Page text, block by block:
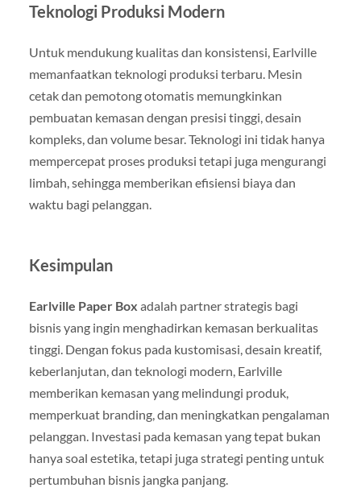
Teknologi Produksi Modern
Untuk mendukung kualitas dan konsistensi, Earlville
memanfaatkan teknologi produksi terbaru. Mesin
cetak dan pemotong otomatis memungkinkan
pembuatan kemasan dengan presisi tinggi, desain
kompleks, dan volume besar. Teknologi ini tidak hanya
mempercepat proses produksi tetapi juga mengurangi
limbah, sehingga memberikan efisiensi biaya dan
waktu bagi pelanggan.
Kesimpulan
Earlville Paper Box adalah partner strategis bagi
bisnis yang ingin menghadirkan kemasan berkualitas
tinggi. Dengan fokus pada kustomisasi, desain kreatif,
keberlanjutan, dan teknologi modern, Earlville
memberikan kemasan yang melindungi produk,
memperkuat branding, dan meningkatkan pengalaman
pelanggan. Investasi pada kemasan yang tepat bukan
hanya soal estetika, tetapi juga strategi penting untuk
pertumbuhan bisnis jangka panjang.